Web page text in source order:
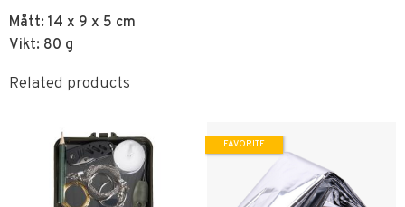
Mått: 14 x 9 x 5 cm
Vikt: 80 g
Related products
FAVORITE